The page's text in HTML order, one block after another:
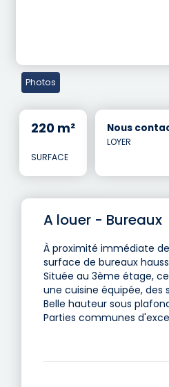
Photos
220 m²
SURFACE
Nous
LOYER
A louer - Bureaux
À proximité immédiate
surface de bureaux
Située au 3ème étage,
une cuisine équipée, des
Belle hauteur sous
Parties communes